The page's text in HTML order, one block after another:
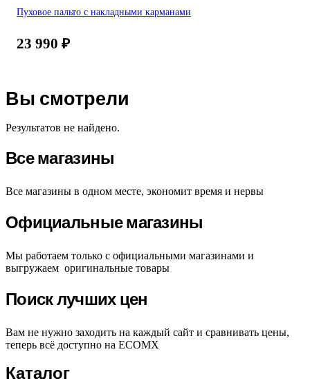
Пуховое пальто с накладными карманами
23 990 ₽
Вы смотрели
Результатов не найдено.
Все магазины
Все магазины в одном месте, экономит время и нервы
Официальные магазины
Мы работаем только с официальными магазинами и
выгружаем оригинальные товары
Поиск лучших цен
Вам не нужно заходить на каждый сайт и сравнивать цены,
теперь всё доступно на ECOMX
Каталог